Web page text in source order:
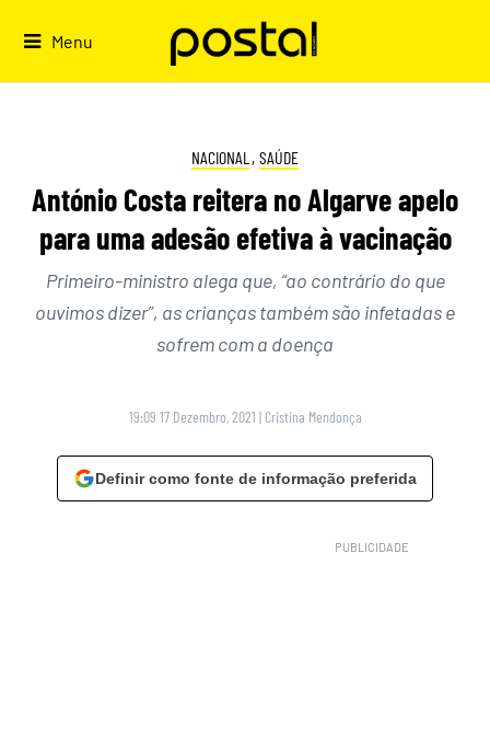
Menu
NACIONAL , SAÚDE
António Costa reitera no Algarve apelo
para uma adesão efetiva à vacinação
Primeiro-ministro alega que, “ao contrário do que
ouvimos dizer”, as crianças também são infetadas e
sofrem com a doença
19:09 17 Dezembro, 2021 | Cristina Mendonça
Definir como fonte de informação preferida